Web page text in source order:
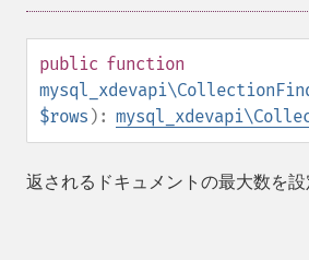
public function
$rows ):
返されるドキュメントの最大数を設